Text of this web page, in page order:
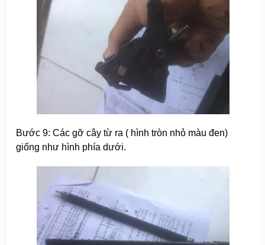
Bước 9: Các gỡ cây từ ra ( hình tròn nhỏ màu đen)
giống như hình phía dưới.